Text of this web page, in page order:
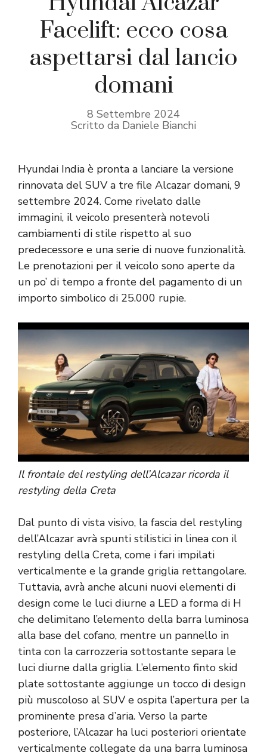
Facelift: ecco cosa
aspettarsi dal lancio
domani
8 Settembre 2024
Scritto da Daniele Bianchi
Hyundai India è pronta a lanciare la versione
rinnovata del SUV a tre file Alcazar domani, 9
settembre 2024. Come rivelato dalle
immagini, il veicolo presenterà notevoli
cambiamenti di stile rispetto al suo
predecessore e una serie di nuove funzionalità.
Le prenotazioni per il veicolo sono aperte da
un po’ di tempo a fronte del pagamento di un
importo simbolico di 25.000 rupie.
Il frontale del restyling dell’Alcazar ricorda il
restyling della Creta
Dal punto di vista visivo, la fascia del restyling
dell’Alcazar avrà spunti stilistici in linea con il
restyling della Creta, come i fari impilati
verticalmente e la grande griglia rettangolare.
Tuttavia, avrà anche alcuni nuovi elementi di
design come le luci diurne a LED a forma di H
che delimitano l’elemento della barra luminosa
alla base del cofano, mentre un pannello in
tinta con la carrozzeria sottostante separa le
luci diurne dalla griglia. L’elemento finto skid
plate sottostante aggiunge un tocco di design
più muscoloso al SUV e ospita l’apertura per la
prominente presa d’aria. Verso la parte
posteriore, l’Alcazar ha luci posteriori orientate
verticalmente collegate da una barra luminosa